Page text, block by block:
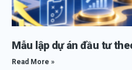
Mẫu lập dự án đầu tư
Read More »